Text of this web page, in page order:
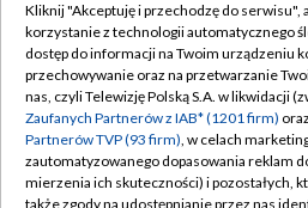
TVP
Abonament TVP
Emisja w TVP
Centrum informacji TVP
Naziemna Telewizja Cyfrowa
Regulamin
Polityka
Moje
Pomoc
Kliknij "Akceptuję i przechodzę do serwisu",
korzystanie z technologii automatycznego
dostęp do informacji na Twoim urządzeniu
przechowywanie oraz na przetwarzanie
nas, czyli Telewizję Polską S.A. w likwidacji
Zaufanych Partnerów z IAB* (1201 firm)
Partnerów TVP (93 firm), w celach
zautomatyzowanego dopasowania reklam
mierzenia ich skuteczności) i pozostałych,
także zgody na udostępnianie przez nas